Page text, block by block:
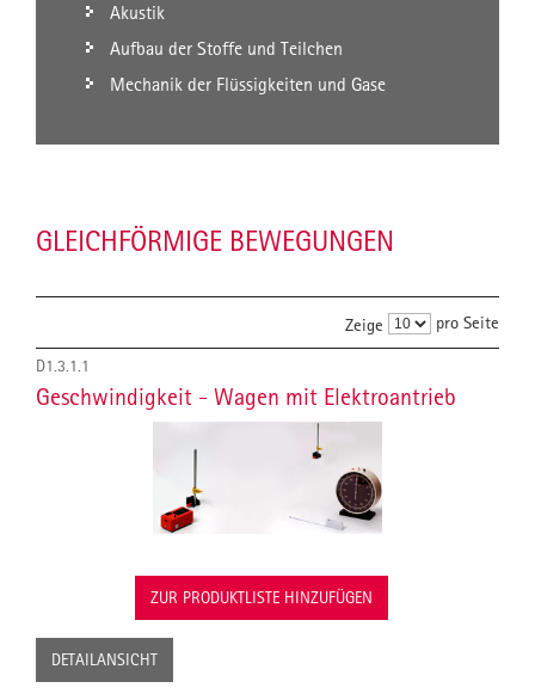
Akustik
Aufbau der Stoffe und Teilchen
Mechanik der Flüssigkeiten und Gase
GLEICHFÖRMIGE BEWEGUNGEN
Zeige pro Seite
D1.3.1.1
Geschwindigkeit - Wagen mit Elektroantrieb
ZUR PRODUKTLISTE HINZUFÜGEN
DETAILANSICHT